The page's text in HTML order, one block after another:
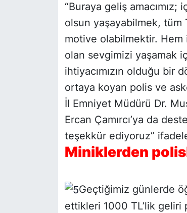
“Buraya geliş
olsun yaşayabilmek, tüm
motive olabilmektir.
olan sevgimizi yaşamak
ihtiyacımızın olduğu bir
ortaya koyan polis ve
İl Emniyet Müdürü Dr.
Ercan Çamırcı’ya da
teşekkür ediyoruz”
Miniklerden
Geçtiğimiz günlerde
ettikleri 1000 TL’lik geliri